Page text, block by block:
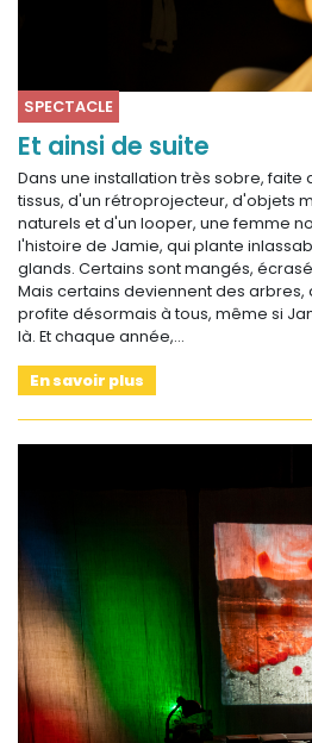
SPECTACLE
Et ainsi de suite
Dans une installation très sobre, faite
tissus, d'un rétroprojecteur, d'objets
naturels et d'un looper, une femme
l'histoire de Jamie, qui plante
glands. Certains sont mangés,
Mais certains deviennent des arbres,
profite désormais à tous, même si
là. Et chaque année,…
En savoir plus